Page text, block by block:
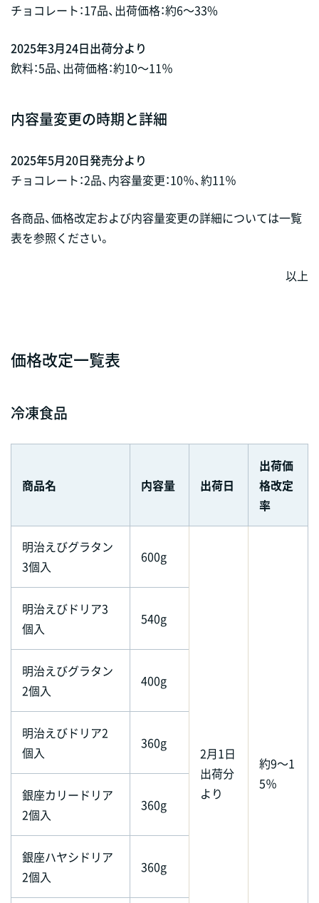
チョコレート：17品、出荷価格：約6～33%
2025年3月24日出荷分より
飲料：5品、出荷価格：約10～11％
内容量変更の時期と詳細
2025年5月20日発売分より
チョコレート：2品、内容量変更：10％、約11％
各商品、価格改定および内容量変更の詳細については一覧
表を参照ください。
以上
価格改定一覧表
冷凍食品
商品名 内容量 出荷日
出荷価
格改定
率
明治えびグラタン
3個入
600g
2月1日
出荷分
より
約9～1
5％
明治えびドリア3
個入
540g
明治えびグラタン
2個入
400g
明治えびドリア2
個入
360g
銀座カリードリア
2個入
360g
銀座ハヤシドリア
2個入
360g